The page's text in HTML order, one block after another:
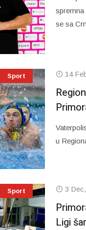
spremna
se sa
Sport 14
u
Sport 3
Ligi